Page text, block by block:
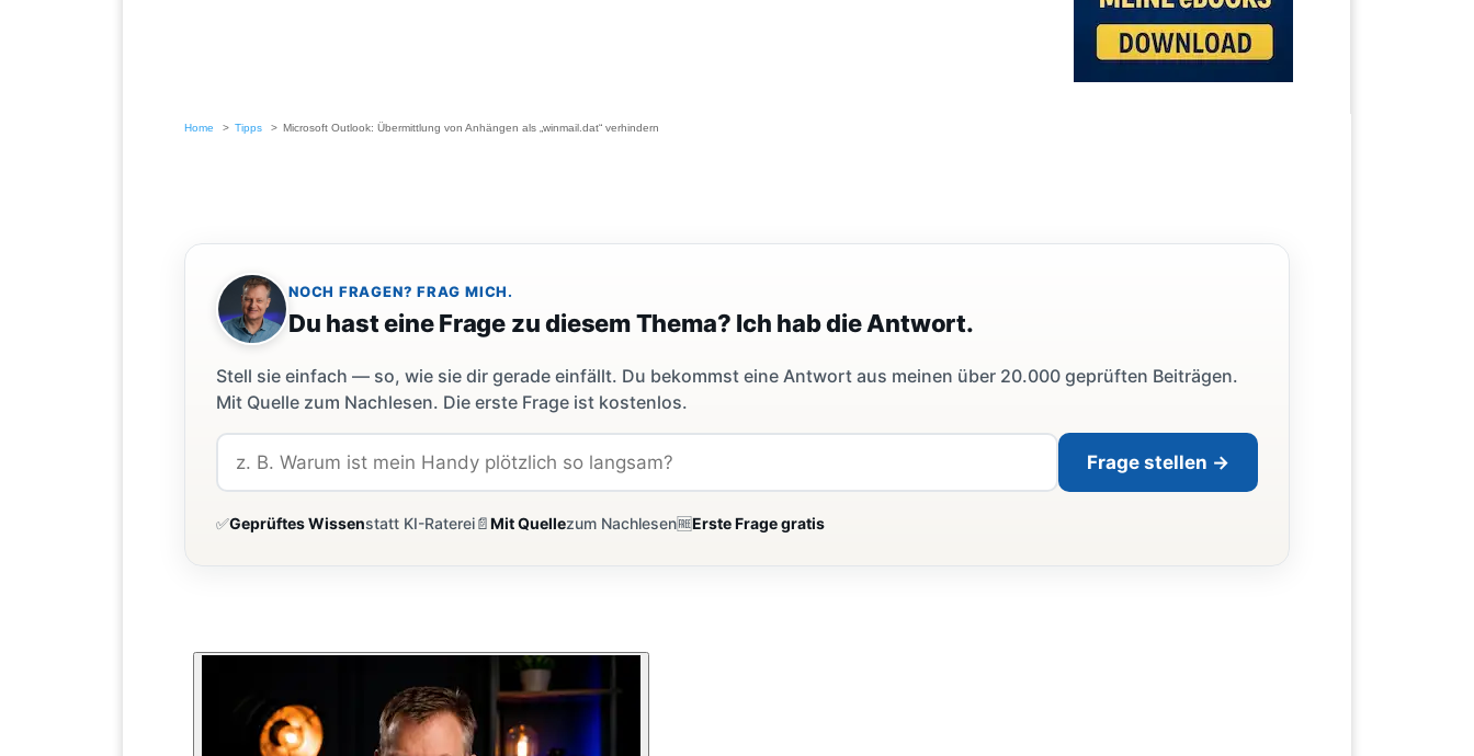
Home Tipps Microsoft Outlook: Übermittlung von Anhängen als „winmail.dat“ verhindern
NOCH FRAGEN? FRAG MICH.
Du hast eine Frage zu diesem Thema? Ich hab die Antwort.
Stell sie einfach — so, wie sie dir gerade einfällt. Du bekommst eine Antwort aus meinen über 20.000 geprüften Beiträgen.
Mit Quelle zum Nachlesen. Die erste Frage ist kostenlos.
Frage stellen →
✅Geprüftes Wissenstatt KI-Raterei📄Mit Quellezum Nachlesen🆓Erste Frage gratis